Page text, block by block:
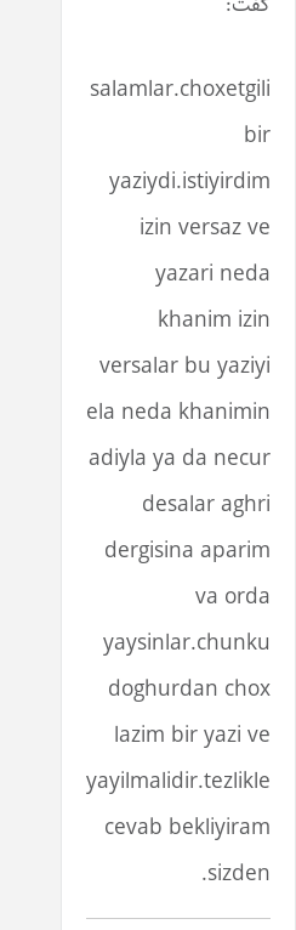
salamlar.choxetgili
bir
yaziydi.istiyirdim
izin versaz ve
yazari neda
khanim izin
versalar bu yaziyi
ela neda khanimin
adiyla ya da necur
desalar aghri
dergisina aparim
va orda
yaysinlar.chunku
doghurdan chox
lazim bir yazi ve
yayilmalidir.tezlikle
cevab bekliyiram
sizden.